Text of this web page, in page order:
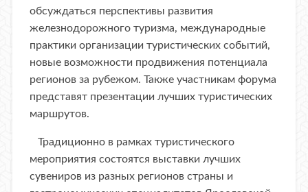
обсуждаться перспективы развития
железнодорожного туризма, международные
практики организации туристических событий,
новые возможности продвижения потенциала
регионов за рубежом. Также участникам форума
представят презентации лучших туристических
маршрутов.
Традиционно в рамках туристического
мероприятия состоятся выставки лучших
сувениров из разных регионов страны и